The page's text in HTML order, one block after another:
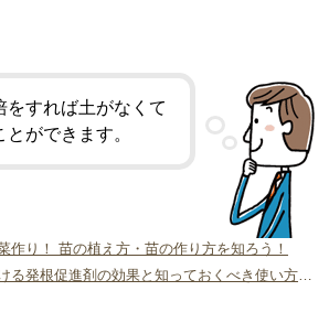
をすれば土がなくて
ができます。
作り！ 苗の植え方・苗の作り方を知ろう！